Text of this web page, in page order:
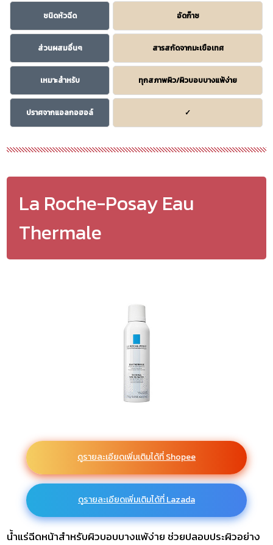
ชนิดหัวฉีด อัดก๊าซ
ส่วนผสมอื่นๆ สารสกัดจากมะเขือเทศ
เหมาะสำหรับ ทุกสภาพผิว/ผิวบอบบางแพ้ง่าย
ปราศจากแอลกอฮอล์ ✓
La Roche-Posay Eau
Thermale
ดูรายละเอียดเพิ่มเติมได้ที่ Shopee
ดูรายละเอียดเพิ่มเติมได้ที่ Lazada
น้ำแร่ฉีดหน้าสำหรับผิวบอบบางแพ้ง่าย ช่วยปลอบประผิวอย่าง